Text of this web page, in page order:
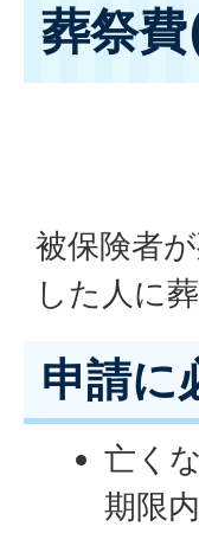
葬祭
被保険者
した人に
申請に
亡く
期限